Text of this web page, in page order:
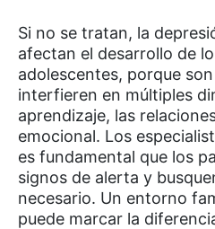
Si no se tratan, la
afectan el desarrollo de
adolescentes, porque
interfieren en múltiples
aprendizaje, las
emocional. Los
es fundamental que los
signos de alerta y
necesario. Un entorno
puede marcar la